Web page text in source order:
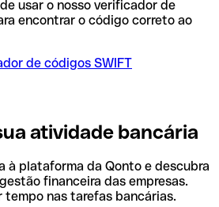
usar o nosso verificador de
encontrar o código correto ao
de códigos SWIFT
atividade bancária
à plataforma da Qonto e descubra
financeira das empresas.
tempo nas tarefas bancárias.